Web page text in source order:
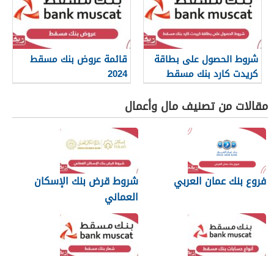
شروط الحصول على بطاقة
كريدت كارد بنك مسقط
قائمة عروض بنك مسقط
2024
مقالات من تصنيف مال وأعمال
فروع بنك عمان العربي
شروط قرض بنك الإسكان
العماني